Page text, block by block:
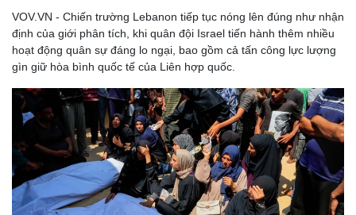
VOV.VN - Chiến trường Lebanon tiếp tục nóng lên đúng như nhận
định của giới phân tích, khi quân đội Israel tiến hành thêm nhiều
hoạt động quân sự đáng lo ngại, bao gồm cả tấn công lực lượng
gìn giữ hòa bình quốc tế của Liên hợp quốc.